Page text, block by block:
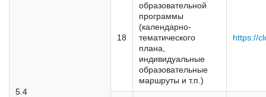
5.4
18
образовательной
программы
(календарно-
тематического
плана,
индивидуальные
образовательные
маршруты и т.п.)
https://